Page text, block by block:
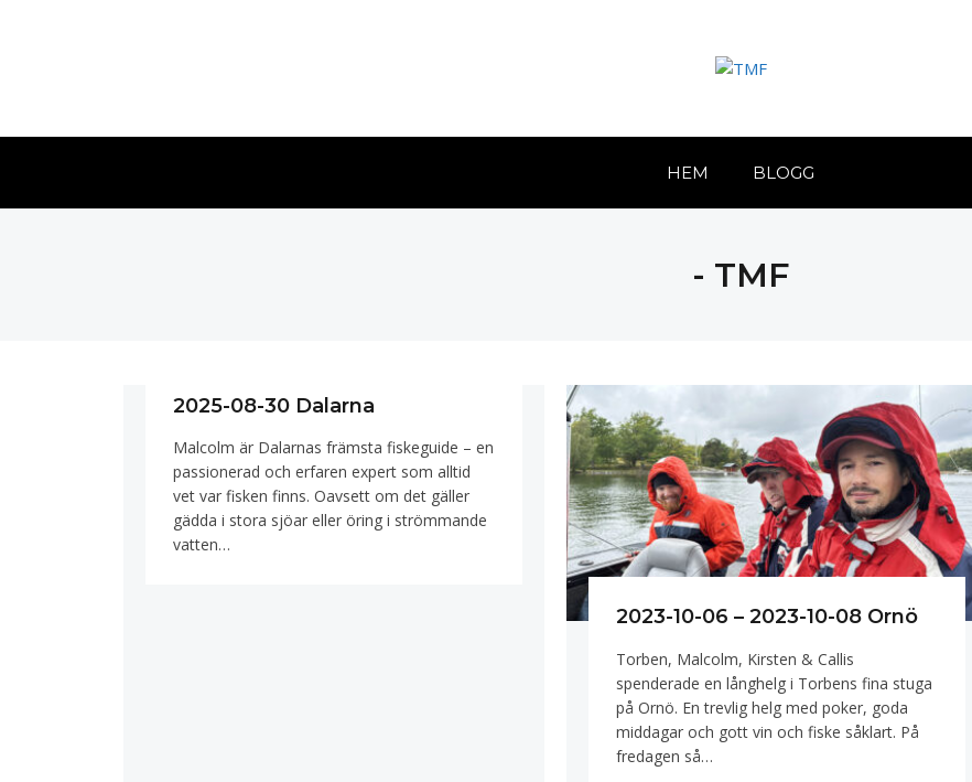
HEM BLOGG
- TMF
2025-08-30 Dalarna
Malcolm är Dalarnas främsta fiskeguide – en
passionerad och erfaren expert som alltid
vet var fisken finns. Oavsett om det gäller
gädda i stora sjöar eller öring i strömmande
vatten…
2023-10-06 – 2023-10-08 Ornö
Torben, Malcolm, Kirsten & Callis
spenderade en långhelg i Torbens fina stuga
på Ornö. En trevlig helg med poker, goda
middagar och gott vin och fiske såklart. På
fredagen så…